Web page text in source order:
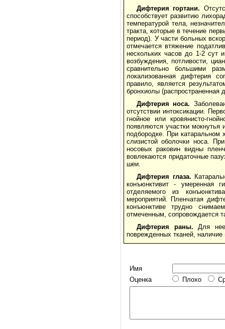
Дифтерия гортани.
способствует развитию
температурой тела,
тракта, которые в течение
период). У части больных
отмечается втяжение
нескольких часов до 1-2 сут
возбуждения, потливости,
сравнительно большими
локализованная дифтерия
правило, является
бронхиолы (распространенная
Дифтерия носа.
отсутствии интоксикации.
гнойное или кровянисто-
появляются участки мокнутья
подбородке. При катаральном
слизистой оболочки носа.
носовых раковин видны
вовлекаются придаточные
шеи.
Дифтерия глаза.
конъюнктивит - умеренная
отделяемого из
мероприятий. Пленчатая
конъюнктиве трудно
отмеченным, сопровождается
Дифтерия раны. Для нее
поврежденных тканей,
Имя
Оценка
Плохо